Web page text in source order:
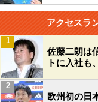
アクセスラ
佐藤二朗は
トに入社も
1
欧州初の日
2